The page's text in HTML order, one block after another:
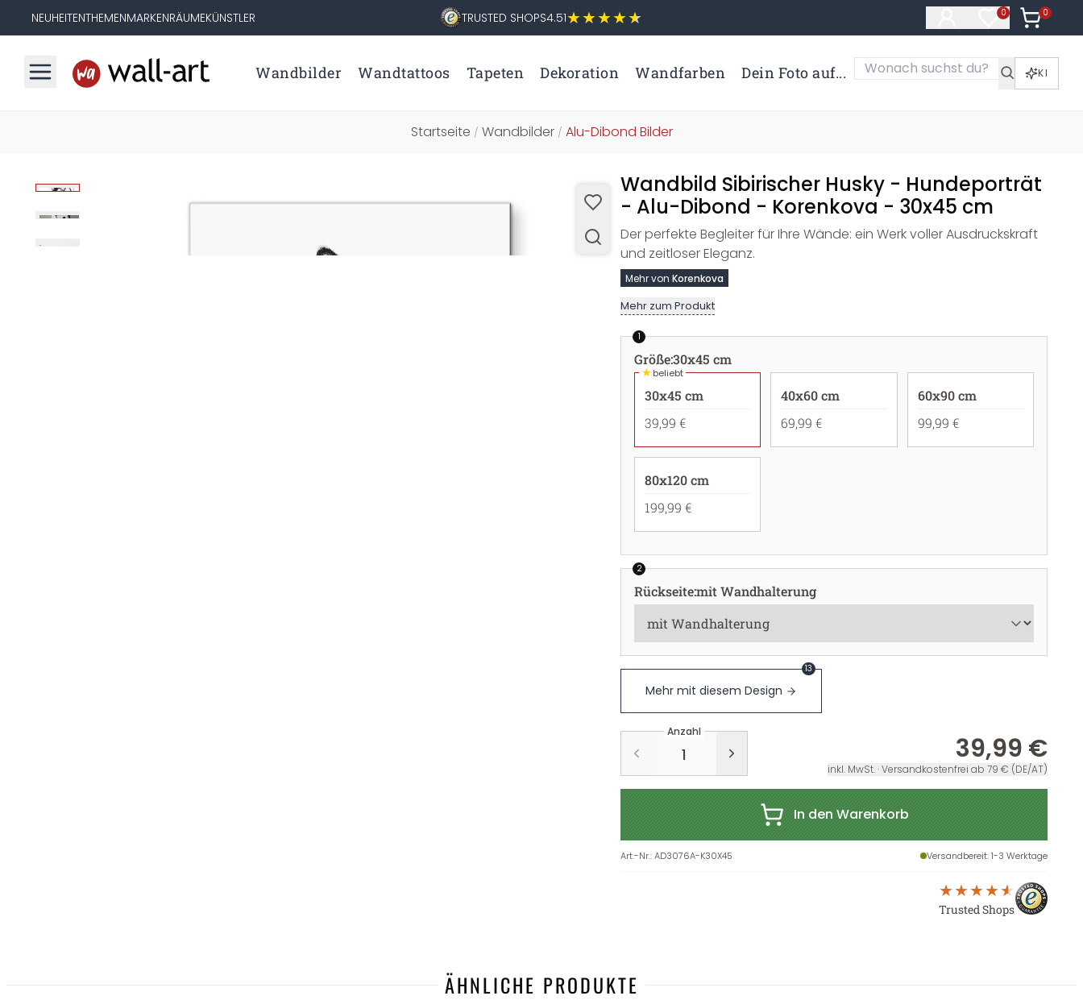
NEUHEITENTHEMENMARKENRÄUMEKÜNSTLER TRUSTED SHOPS4.51 0
Artikel im
0
Artikel
Wandbilder Wandtattoos Tapeten Dekoration Wandfarben Dein Foto auf... KI
Startseite / Wandbilder/ Alu-Dibond Bilder
Wandbild Sibirischer Husky - Hundeporträt
- Alu-Dibond - Korenkova - 30x45 cm
Der perfekte Begleiter für Ihre Wände: ein Werk voller Ausdruckskraft
und zeitloser Eleganz.
Mehr von Korenkova
Mehr zum Produkt
1
Größe:30x45 cm
★beliebt
30x45 cm
39,99 €
40x60 cm
69,99 €
60x90 cm
99,99 €
80x120 cm
199,99 €
2
Rückseite:mit Wandhalterung
Mehr mit diesem Design
13
Anzahl
39,99 €
inkl. MwSt. · Versandkostenfrei ab 79 € (DE/AT)
In den Warenkorb
Art.-Nr.:AD3076A-K30X45 Versandbereit: 1-3 Werktage
Trusted Shops
ÄHNLICHE PRODUKTE